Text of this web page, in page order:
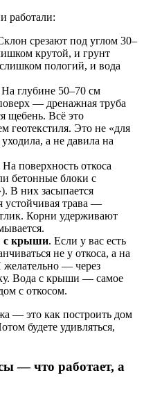
работали:
срезают под углом 30–
крутой, и грунт
пологий, и вода
На глубине 50–70 см
— дренажная труба
щебень. Всё это
геотекстиля. Это не «для
а не давила на
На поверхность откоса
бетонные блоки с
В них засыпается
устойчивая трава —
Корни удерживают
с крыши. Если у вас есть
не у откоса, а на
желательно — через
Вода с крыши — самое
с откосом.
— это как построить дом
будете удивляться,
— что работает, а